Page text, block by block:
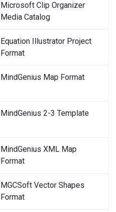
Microsoft Clip Organizer
Media Catalog
Equation Illustrator Project
Format
MindGenius Map Format
MindGenius 2-3 Template
MindGenius XML Map
Format
MGCSoft Vector Shapes
Format